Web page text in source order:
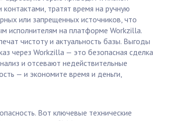
тратят время на ручную
или запрещенных источников, что
исполнителям на платформе Workzilla.
чистоту и актуальность базы. Выгоды
через Workzilla — это безопасная сделка
и отсевают недействительные
— и экономите время и деньги,
Вот ключевые технические